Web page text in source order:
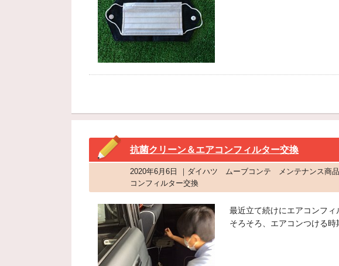
抗菌クリーン＆エアコンフィルター交換
2020年6月6日 ｜ダイハツ ムーブコンテ メンテナンス商
コンフィルター交換
最近立て続けにエアコンフィ
そろそろ、エアコンつける時